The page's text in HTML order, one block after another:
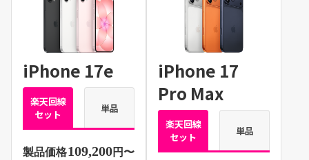
iPhone 17e
楽天回線
セット
単品
製品価格109,200円〜
iPhone 17
Pro Max
楽天回線
セット
単品